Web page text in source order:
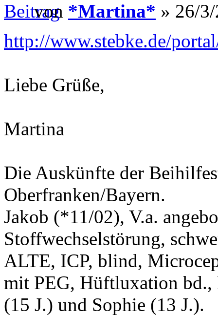
von *Martina* » 26/
http://www.stebke.de/
Liebe Grüße,
Martina
Die Auskünfte der
Oberfranken/Bayern.
Jakob (*11/02), V.a.
Stoffwechselstörung,
ALTE, ICP, blind,
mit PEG, Hüftluxation bd.,
(15 J.) und Sophie (13 J.).